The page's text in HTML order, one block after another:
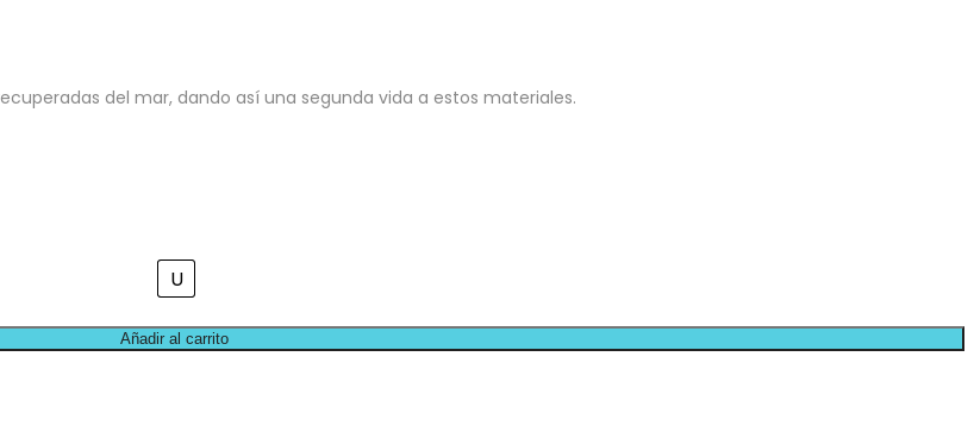
del mar, dando así una segunda vida a estos materiales.
U
Añadir al carrito